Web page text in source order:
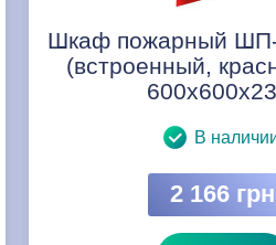
Шкаф пожарный
(встроенный,
В
2 166 грн